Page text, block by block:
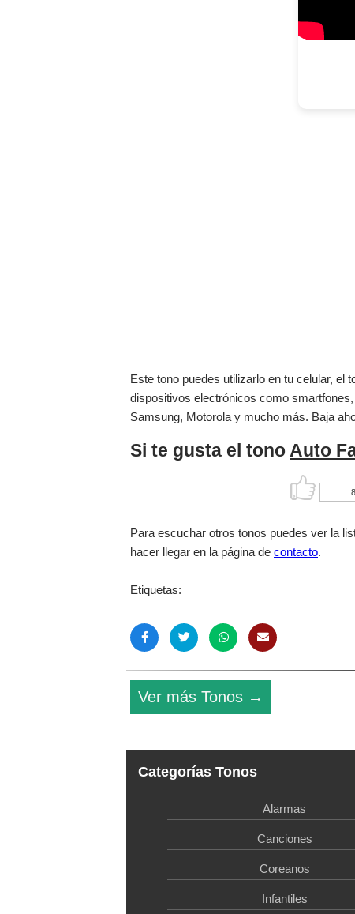
Este tono puedes utilizarlo en tu celular, el
dispositivos electrónicos como
Samsung, Motorola y mucho más. Baja
Si te gusta el tono Auto
Para escuchar otros tonos puedes ver la
hacer llegar en la página de contacto.
Etiquetas:
Ver más Tonos →
Categorías Tonos
Alarmas
Canciones
Coreanos
Infantiles